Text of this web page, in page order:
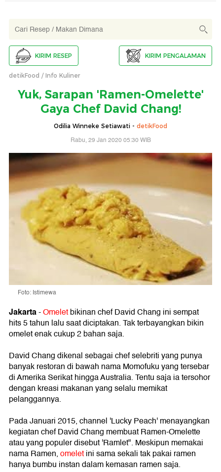
KIRIM RESEP KIRIM PENGALAMAN
detikFood Info Kuliner
Yuk, Sarapan 'Ramen-Omelette'
Gaya Chef David Chang!
Odilia Winneke Setiawati - detikFood
Rabu, 29 Jan 2020 05:30 WIB
Foto: Istimewa
Jakarta-Omeletbikinan chef David Chang ini sempat
hits 5 tahun lalu saat diciptakan. Tak terbayangkan bikin
omelet enak cukup 2 bahan saja.
David Chang dikenal sebagai chef selebriti yang punya
banyak restoran di bawah nama Momofuku yang tersebar
di Amerika Serikat hingga Australia. Tentu saja ia tersohor
dengan kreasi makanan yang selalu memikat
pelanggannya.
Pada Januari 2015, channel 'Lucky Peach' menayangkan
kegiatan chef David Chang membuat Ramen-Omelette
atau yang populer disebut 'Ramlet". Meskipun memakai
nama Ramen,omeletini sama sekali tak pakai ramen
hanya bumbu instan dalam kemasan ramen saja.